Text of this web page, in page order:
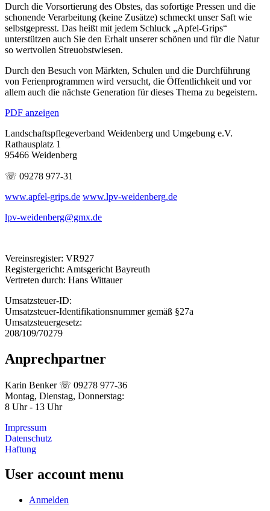
Durch die Vorsortierung des Obstes, das sofortige Pressen und die
schonende Verarbeitung (keine Zusätze) schmeckt unser Saft wie
selbstgepresst. Das heißt mit jedem Schluck „Apfel-Grips“
unterstützen auch Sie den Erhalt unserer schönen und für die Natur
so wertvollen Streuobstwiesen.
Durch den Besuch von Märkten, Schulen und die Durchführung
von Ferienprogrammen wird versucht, die Öffentlichkeit und vor
allem auch die nächste Generation für dieses Thema zu begeistern.
PDF anzeigen
Landschaftspflegeverband Weidenberg und Umgebung e.V.
Rathausplatz 1
95466 Weidenberg
☏ 09278 977-31
www.apfel-grips.de www.lpv-weidenberg.de
lpv-weidenberg@gmx.de
Vereinsregister: VR927
Registergericht: Amtsgericht Bayreuth
Vertreten durch: Hans Wittauer
Umsatzsteuer-ID:
Umsatzsteuer-Identifikationsnummer gemäß §27a
Umsatzsteuergesetz:
208/109/70279
Anprechpartner
Karin Benker ☏ 09278 977-36
Montag, Dienstag, Donnerstag:
8 Uhr - 13 Uhr
Impressum
Datenschutz
Haftung
User account menu
Anmelden